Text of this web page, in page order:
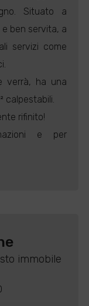
Situato a
ben servita, a
servizi come
verrà, ha una
calpestabili.
rifinito!
e per
immobile